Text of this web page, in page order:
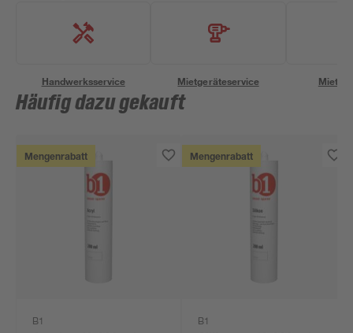
Handwerksservice Mietgeräteservice
Häufig dazu gekauft
Mengenrabatt
B1
Mengenrabatt
B1